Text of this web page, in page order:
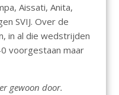
Aissati, Anita,
SVIJ. Over de
in al die wedstrijden
voorgestaan maar
gewoon door.